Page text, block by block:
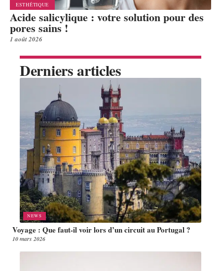
ESTHÉTIQUE
Acide salicylique : votre solution pour des
pores sains !
1 août 2026
Derniers articles
NEWS
Voyage : Que faut-il voir lors d’un circuit au Portugal ?
10 mars 2026